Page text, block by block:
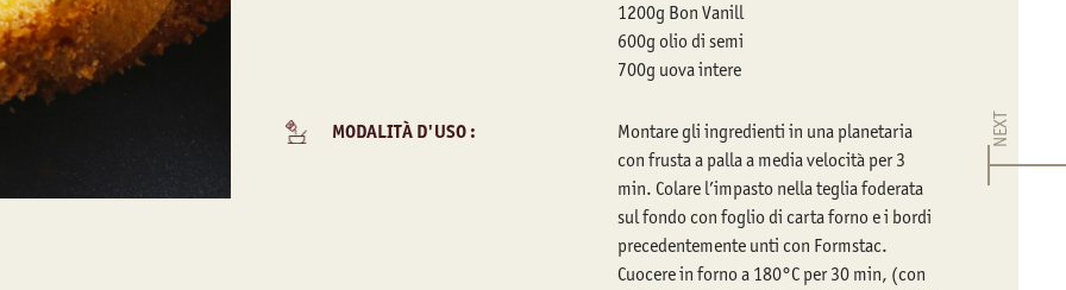
1200g Bon Vanill
600g olio di semi
700g uova intere
MODALITÀ D'USO :
Montare gli ingredienti in una planetaria
con frusta a palla a media velocità per 3
min. Colare l’impasto nella teglia foderata
sul fondo con foglio di carta forno e i bordi
precedentemente unti con Formstac.
Cuocere in forno a 180°C per 30 min, (con
NEXT